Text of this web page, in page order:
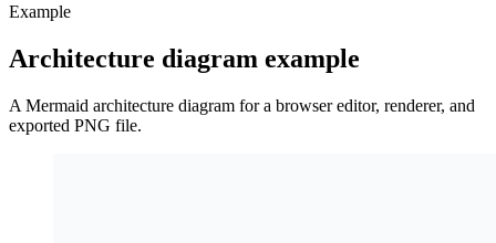
Example
Architecture diagram example
A Mermaid architecture diagram for a browser editor, renderer, and
exported PNG file.